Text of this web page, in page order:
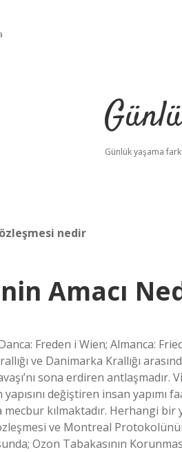
Günlük yaşama
nedir
Amacı
Freden i Wien; Almanca:
ve Danimarka Krallığı
sona erdiren antlaşmadır.
değiştiren insan yapımı
kılmaktadır. Herhangi bir
ve Montreal
Ozon Tabakasının